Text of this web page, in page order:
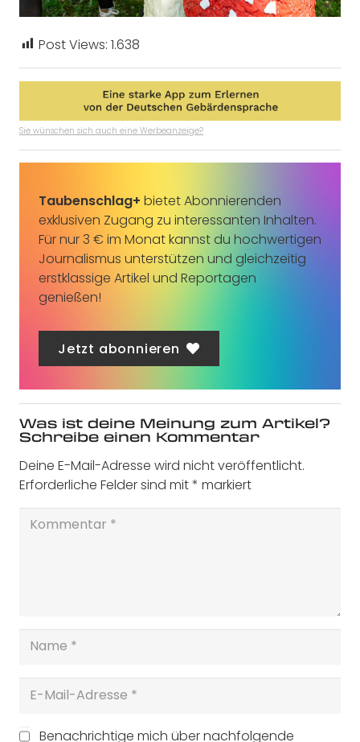
Post Views: 1.638
Sie wünschen sich auch eine Werbeanzeige?
Taubenschlag+ bietet Abonnierenden
exklusiven Zugang zu interessanten Inhalten.
Für nur 3 € im Monat kannst du hochwertigen
Journalismus unterstützen und gleichzeitig
erstklassige Artikel und Reportagen
genießen!
Jetzt abonnieren
Was ist deine Meinung zum Artikel?
Schreibe einen Kommentar
Deine E-Mail-Adresse wird nicht veröffentlicht.
Erforderliche Felder sind mit* markiert
Benachrichtige mich über nachfolgende